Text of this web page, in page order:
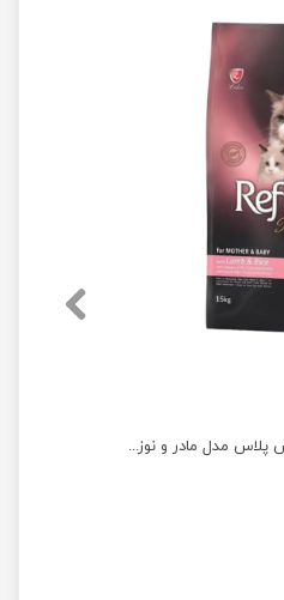
غذای خشک گربه رفلکس پلاس مدل مادر و نوزاد وزن 1.5 کیلوگرم